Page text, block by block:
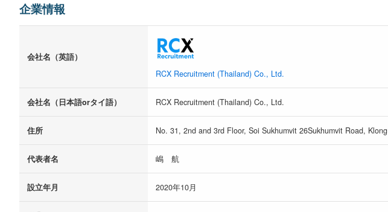
企業情報
会社名（英語）
RCX Recruitment (Thailand) Co., Ltd.
会社名（日本語orタイ語） RCX Recruitment (Thailand) Co., Ltd.
住所 No. 31, 2nd and 3rd Floor, Soi Sukhumvit 26Sukhumvit Road,
代表者名 嶋 航
設立年月 2020年10月